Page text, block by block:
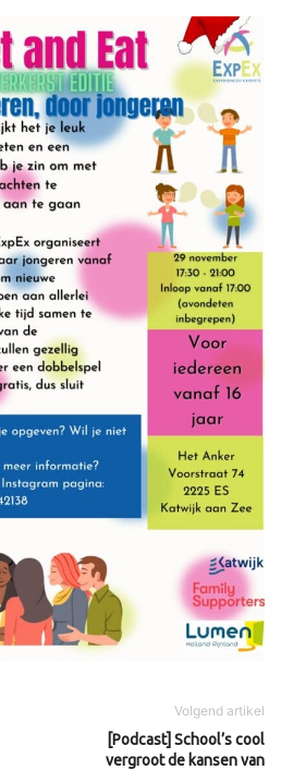
Volgend artikel
[Podcast] School’s cool
vergroot de kansen van